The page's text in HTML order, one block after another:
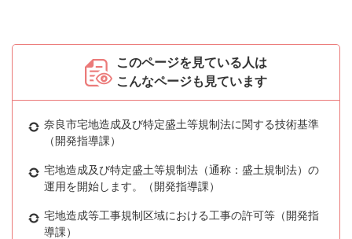
このページを見ている人は
こんなページも見ています
奈良市宅地造成及び特定盛土等規制法に関する技術基準
（開発指導課）
宅地造成及び特定盛土等規制法（通称：盛土規制法）の
運用を開始します。（開発指導課）
宅地造成等工事規制区域における工事の許可等（開発指
導課）